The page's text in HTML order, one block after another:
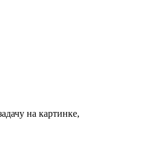
на картинке,